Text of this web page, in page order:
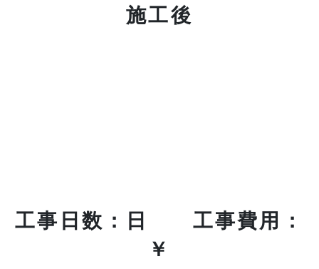
施工後
工事日数：日 工事費用：
￥